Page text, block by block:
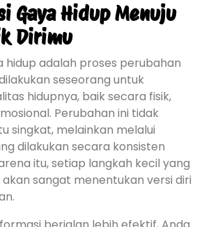
Gaya Hidup Menuju
Dirimu
hidup adalah proses perubahan
seseorang untuk
hidupnya, baik secara fisik,
Perubahan ini tidak
singkat, melainkan melalui
dilakukan secara konsisten
itu, setiap langkah kecil yang
sangat menentukan versi diri